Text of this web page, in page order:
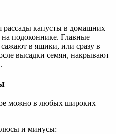
рассады капусты в домашних
подоконнике. Главные
в ящики, или сразу в
высадки семян, накрывают
можно в любых широких
и минусы: